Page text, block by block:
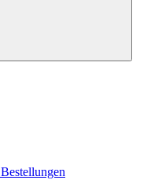
Bestellungen